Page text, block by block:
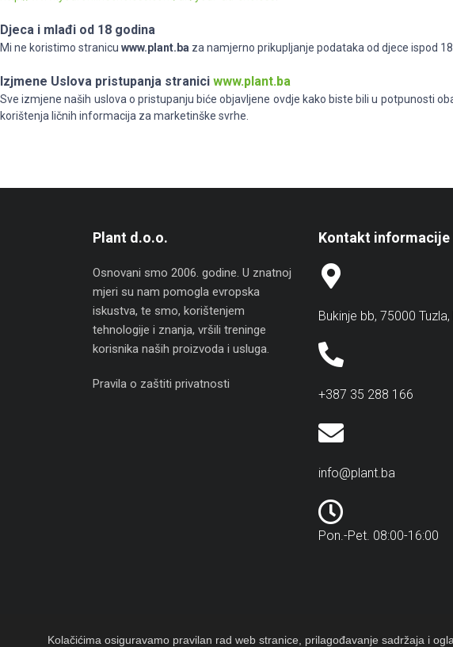
Djeca i mlađi od 18 godina
Mi ne koristimo stranicu www.plant.ba za namjerno prikupljanje podataka od djece ispod
Izjmene Uslova pristupanja stranici www.plant.ba
Sve izmjene naših uslova o pristupanju biće objavljene ovdje kako biste bili u potpunosti
korištenja ličnih informacija za marketinške svrhe.
Plant d.o.o.
Osnovani smo 2006. godine. U znatnoj
mjeri su nam pomogla evropska
iskustva, te smo, korištenjem
tehnologije i znanja, vršili treninge
korisnika naših proizvoda i usluga.
Pravila o zaštiti privatnosti
Kontakt informacije
Bukinje bb, 75000 Tuzla,
+387 35 288 166
info@plant.ba
Pon.-Pet. 08:00-16:00
Kolačićima osiguravamo pravilan rad web stranice, prilagođavanje sadržaja i